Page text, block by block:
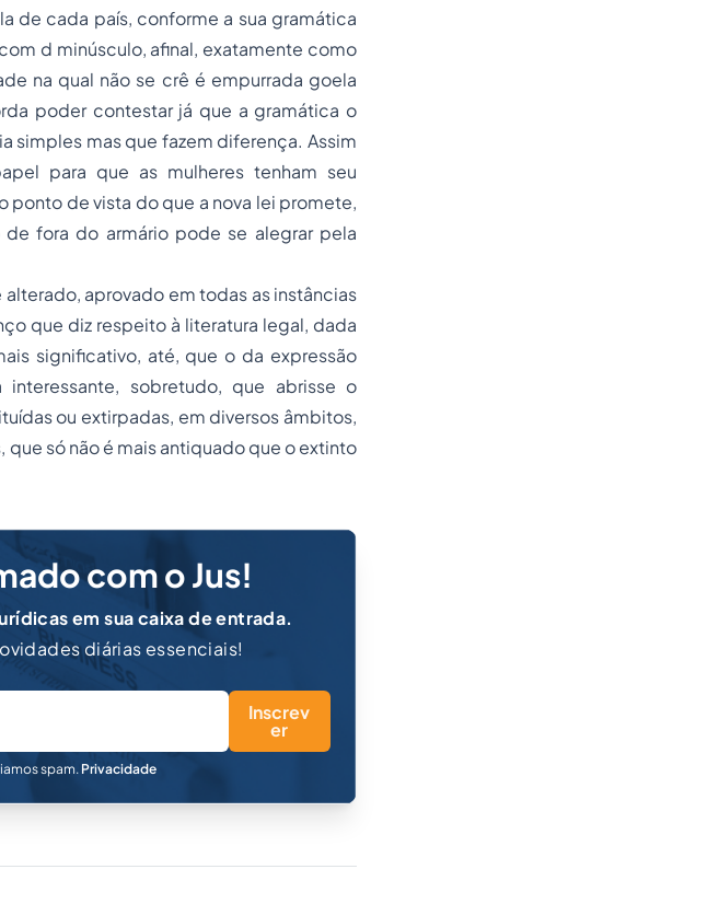
de cada país, conforme a sua gramática
d minúsculo, afinal, exatamente como
na qual não se crê é empurrada goela
poder contestar já que a gramática o
simples mas que fazem diferença. Assim
para que as mulheres tenham seu
de vista do que a nova lei promete,
fora do armário pode se alegrar pela
aprovado em todas as instâncias
que diz respeito à literatura legal, dada
significativo, até, que o da expressão
sobretudo, que abrisse o
ou extirpadas, em diversos âmbitos,
só não é mais antiquado que o extinto
com o Jus!
em sua caixa de entrada.
diárias essenciais!
Inscrev
er
spam. Privacidade